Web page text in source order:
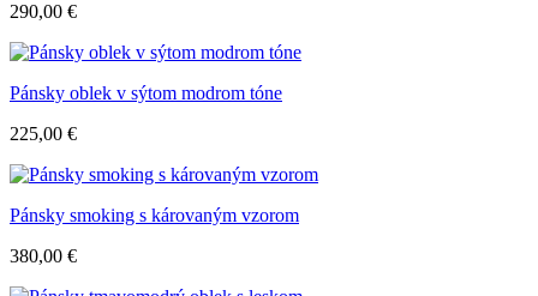
290,00 €
Pánsky oblek v sýtom modrom tóne
225,00 €
Pánsky smoking s károvaným vzorom
380,00 €